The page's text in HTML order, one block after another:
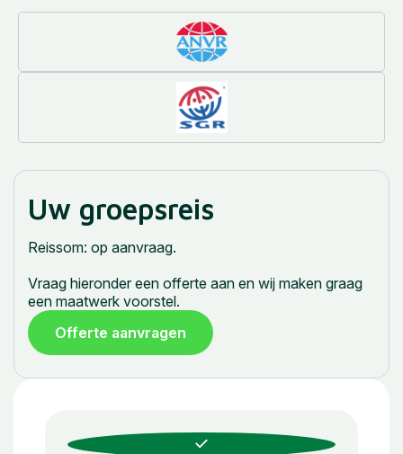
Uw groepsreis
Reissom: op aanvraag.
Vraag hieronder een offerte aan en wij maken graag
een maatwerk voorstel.
Offerte aanvragen